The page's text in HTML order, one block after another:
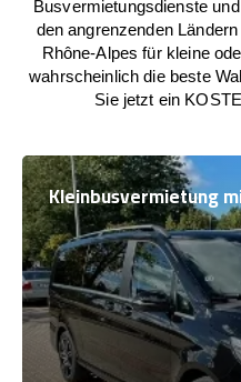
Busvermietungsdienste
den angrenzenden
Rhône-Alpes für kleine
wahrscheinlich die beste
Sie jetzt ein
Kleinbusvermietung